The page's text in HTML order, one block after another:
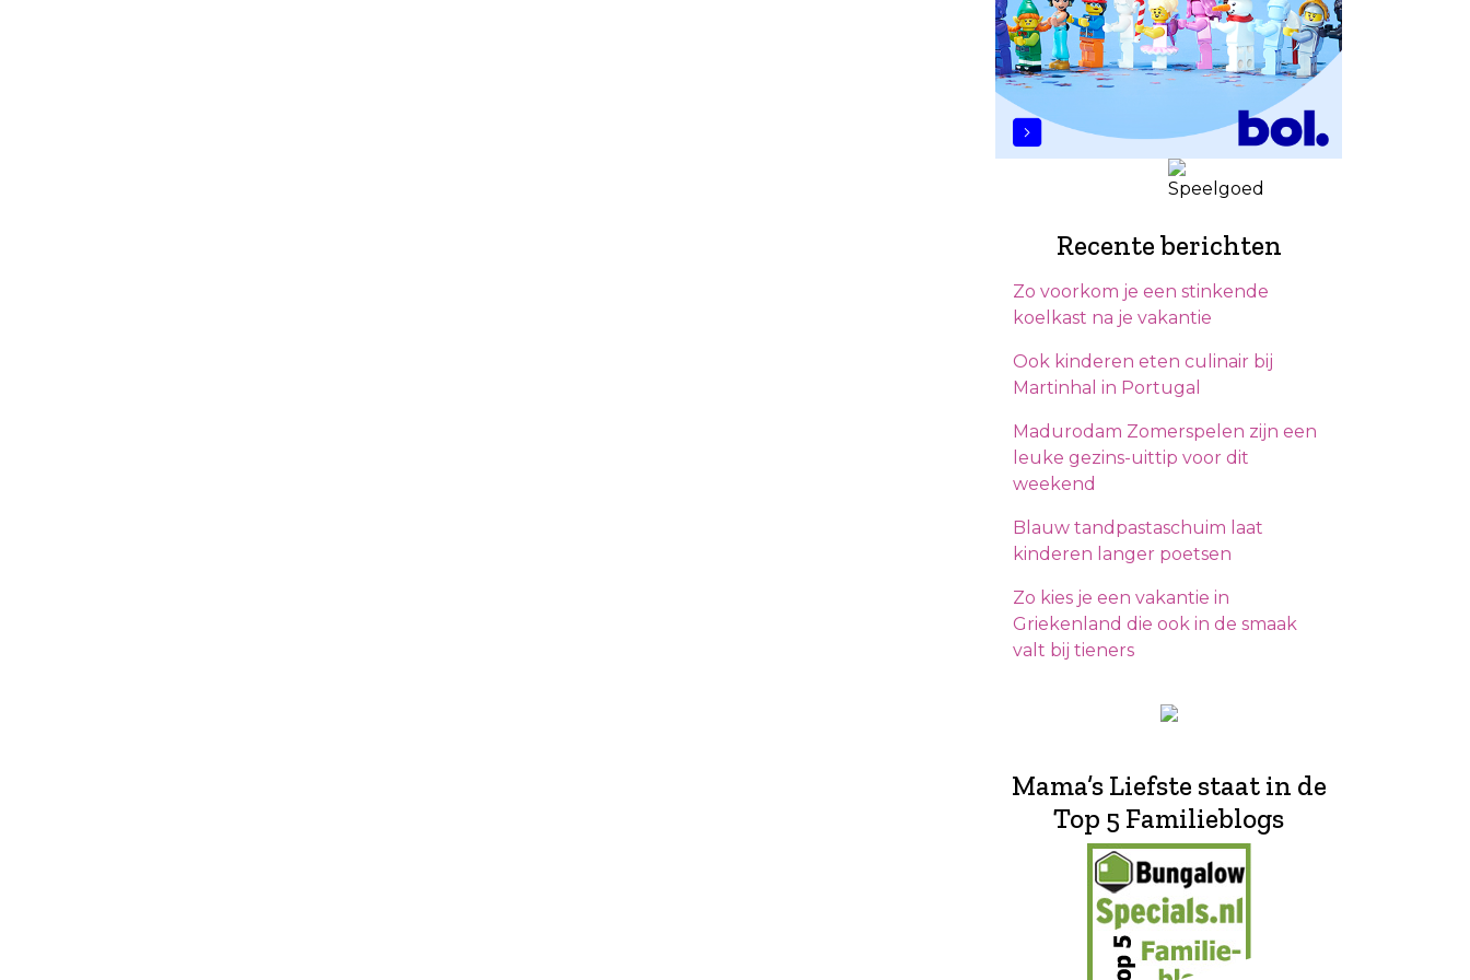
Recente berichten
Zo voorkom je een stinkende
koelkast na je vakantie
Ook kinderen eten culinair bij
Martinhal in Portugal
Madurodam Zomerspelen zijn een
leuke gezins-uittip voor dit
weekend
Blauw tandpastaschuim laat
kinderen langer poetsen
Zo kies je een vakantie in
Griekenland die ook in de smaak
valt bij tieners
Mama’s Liefste staat in de
Top 5 Familieblogs